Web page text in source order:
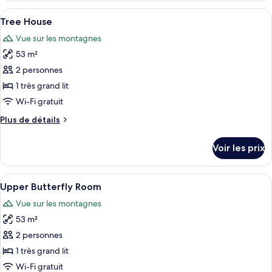
House
Full
View
type
de
Lower
Coast
Full
Ocean
View
Afficher
toutes
les
photos
pour
ce
type
chambre :
Une cabane en bois perchée dans
9
Tree House
Vue sur les montagnes
53 m²
2 personnes
1 très grand lit
Wi-Fi gratuit
Plus de détails
Plus
le
type
de
chambre
Tree
House
Voir les prix
Afficher
toutes
les
photos
pour
ce
type
Une chambre avec un grand lit, un
7
Upper Butterfly Room
Vue sur les montagnes
53 m²
2 personnes
1 très grand lit
Wi-Fi gratuit